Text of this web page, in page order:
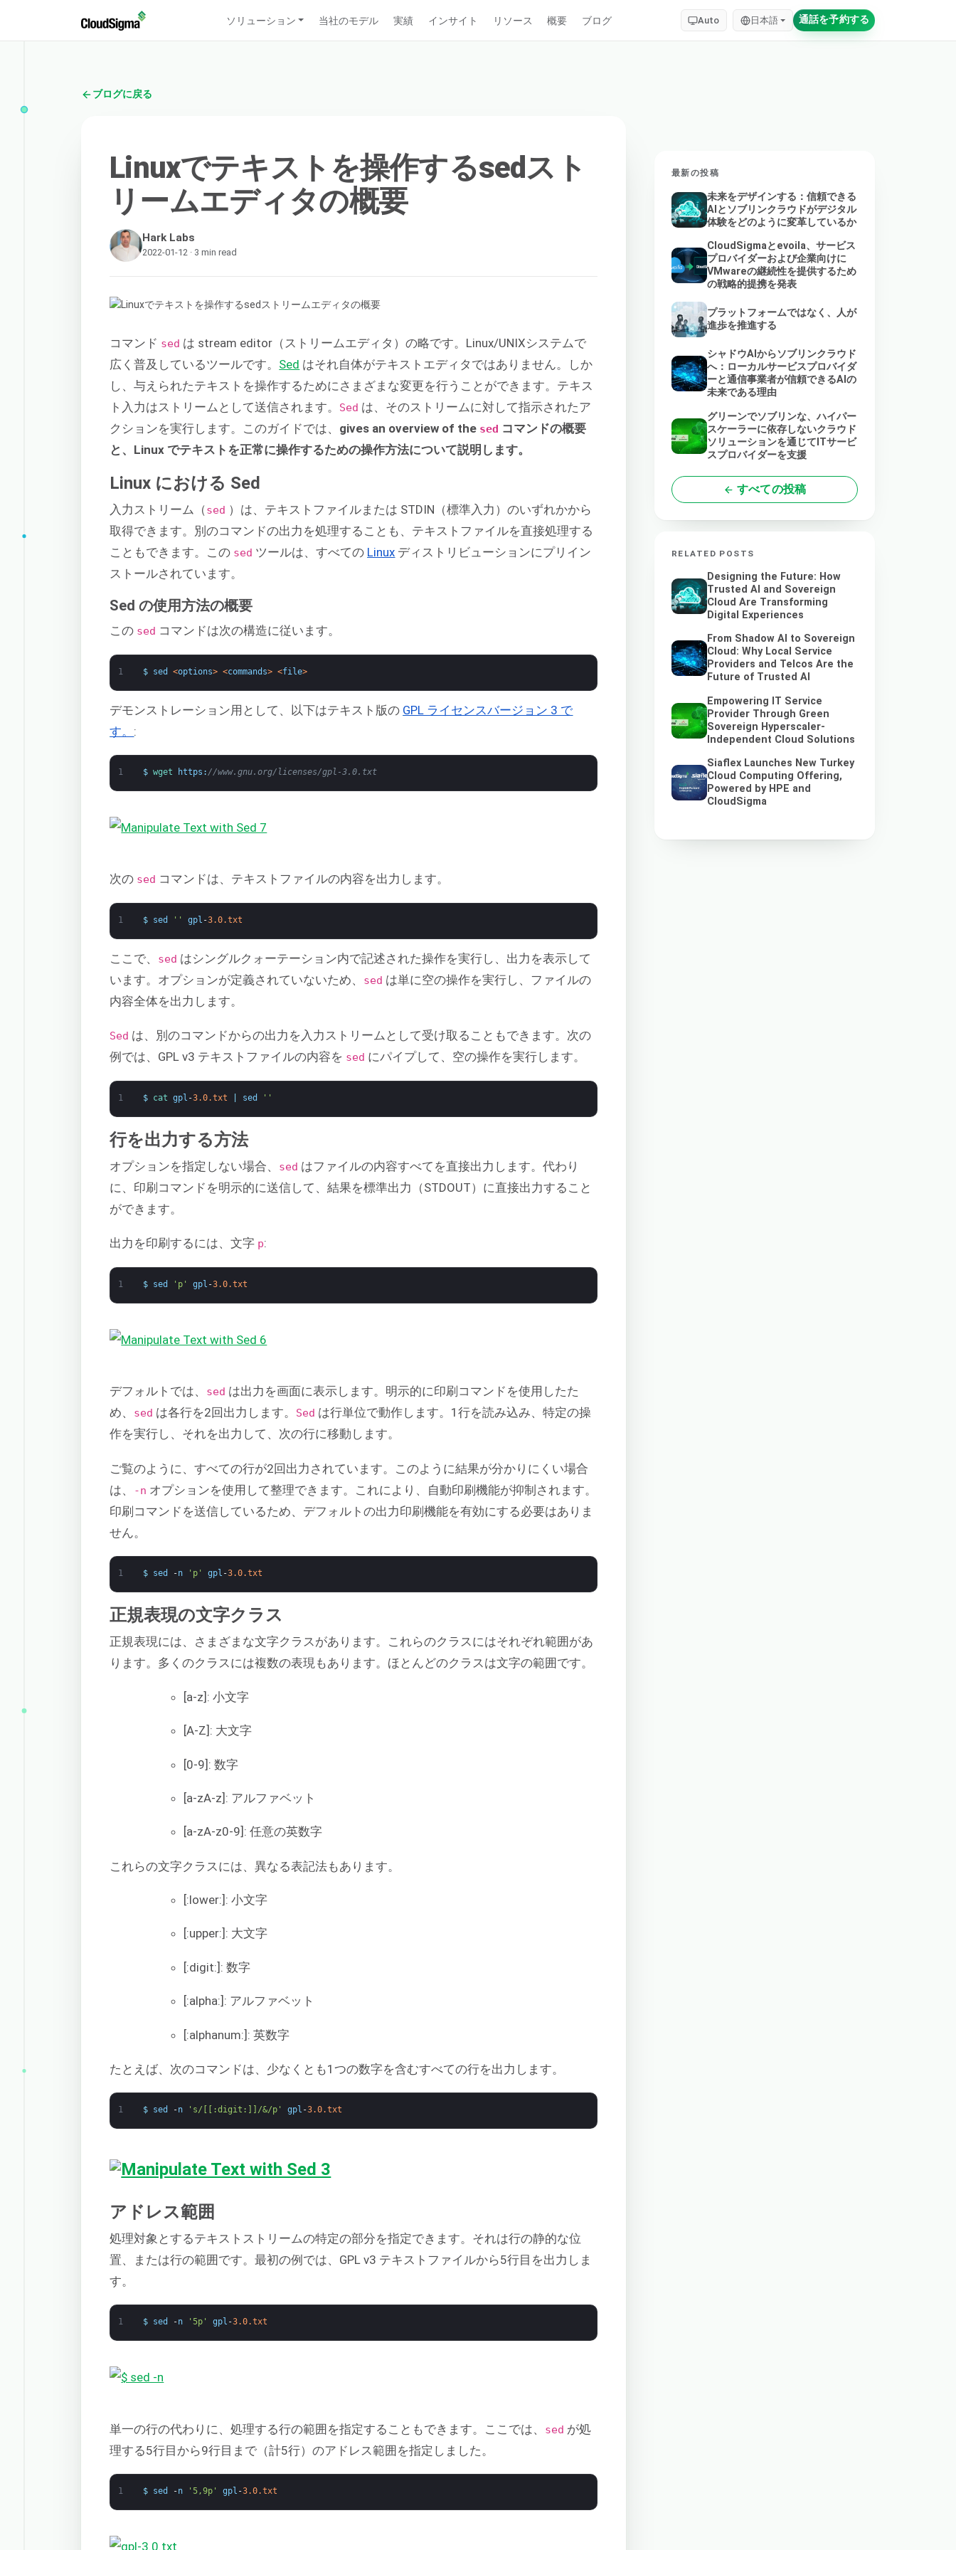
ソリューション 当社のモデル 実績 インサイト リソース 概要 ブログ Auto 日本語 通話を予約する
ブログに戻る
Linuxでテキストを操作するsedスト
リームエディタの概要
Hark Labs
2022-01-12 · 3 min read
コマンド sed は stream editor（ストリームエディタ）の略です。Linux/UNIXシステムで
広く普及しているツールです。 Sed はそれ自体がテキストエディタではありません。しか
し、与えられたテキストを操作するためにさまざまな変更を行うことができます。テキス
ト入力はストリームとして送信されます。
Sed は、そのストリームに対して指示されたア
クションを実行します。このガイドでは、 gives an overview of the sed コマンドの概要
と、Linux でテキストを正常に操作するための操作方法について説明します。
Linux における Sed
入力ストリーム（sed ）は、テキストファイルまたは STDIN（標準入力）のいずれかから
取得できます。別のコマンドの出力を処理することも、テキストファイルを直接処理する
こともできます。この sed ツールは、すべての Linux ディストリビューションにプリイン
ストールされています。
Sed の使用方法の概要
この sed コマンドは次の構造に従います。
1 $ sed <options> <commands> <file>
デモンストレーション用として、以下はテキスト版の GPL ライセンスバージョン 3 で
す。 :
1 $ wget https : //www.gnu.org/licenses/gpl-3.0.txt
次の sed コマンドは、テキストファイルの内容を出力します。
1 $ sed '' gpl -3.0.txt
ここで、 sed はシングルクォーテーション内で記述された操作を実行し、出力を表示して
います。オプションが定義されていないため、
sed は単に空の操作を実行し、ファイルの
内容全体を出力します。
Sed は、別のコマンドからの出力を入力ストリームとして受け取ることもできます。次の
例では、GPL v3 テキストファイルの内容を sed にパイプして、空の操作を実行します。
1 $ cat gpl -3.0.txt sed ''
行を出力する方法
オプションを指定しない場合、 sed はファイルの内容すべてを直接出力します。代わり
に、印刷コマンドを明示的に送信して、結果を標準出力（STDOUT）に直接出力すること
ができます。
出力を印刷するには、文字 p:
1 $ sed 'p' gpl -3.0.txt
デフォルトでは、 sed は出力を画面に表示します。明示的に印刷コマンドを使用したた
め、
sed は各行を2回出力します。 Sed は行単位で動作します。1行を読み込み、特定の操
作を実行し、それを出力して、次の行に移動します。
ご覧のように、すべての行が2回出力されています。このように結果が分かりにくい場合
は、
-n オプションを使用して整理できます。これにより、自動印刷機能が抑制されます。
印刷コマンドを送信しているため、デフォルトの出力印刷機能を有効にする必要はありま
せん。
1 $ sed -n 'p' gpl -3.0.txt
正規表現の文字クラス
正規表現には、さまざまな文字クラスがあります。これらのクラスにはそれぞれ範囲があ
ります。多くのクラスには複数の表現もあります。ほとんどのクラスは文字の範囲です。
[a-z]: 小文字
[A-Z]: 大文字
[0-9]: 数字
[a-zA-z]: アルファベット
[a-zA-z0-9]: 任意の英数字
これらの文字クラスには、異なる表記法もあります。
[:lower:]: 小文字
[:upper:]: 大文字
[:digit:]: 数字
[:alpha:]: アルファベット
[:alphanum:]: 英数字
たとえば、次のコマンドは、少なくとも1つの数字を含むすべての行を出力します。
1 $ sed -n 's/[[:digit:]]/&/p' gpl -3.0.txt
アドレス範囲
処理対象とするテキストストリームの特定の部分を指定できます。それは行の静的な位
置、または行の範囲です。最初の例では、GPL v3 テキストファイルから5行目を出力しま
す。
1 $ sed -n '5p' gpl -3.0.txt
単一の行の代わりに、処理する行の範囲を指定することもできます。ここでは、 sed が処
理する5行目から9行目まで（計5行）のアドレス範囲を指定しました。
1 $ sed -n '5,9p' gpl -3.0.txt
最新の投稿
未来をデザインする：信頼できる
AIとソブリンクラウドがデジタル
体験をどのように変革しているか
CloudSigmaとevoila、サービス
プロバイダーおよび企業向けに
VMwareの継続性を提供するため
の戦略的提携を発表
プラットフォームではなく、人が
進歩を推進する
シャドウAIからソブリンクラウド
へ：ローカルサービスプロバイダ
ーと通信事業者が信頼できるAIの
未来である理由
グリーンでソブリンな、ハイパー
スケーラーに依存しないクラウド
ソリューションを通じてITサービ
スプロバイダーを支援
すべての投稿
RELATED POSTS
Designing the Future: How
Trusted AI and Sovereign
Cloud Are Transforming
Digital Experiences
From Shadow AI to Sovereign
Cloud: Why Local Service
Providers and Telcos Are the
Future of Trusted AI
Empowering IT Service
Provider Through Green
Sovereign Hyperscaler-
Independent Cloud Solutions
Siaflex Launches New Turkey
Cloud Computing Offering,
Powered by HPE and
CloudSigma